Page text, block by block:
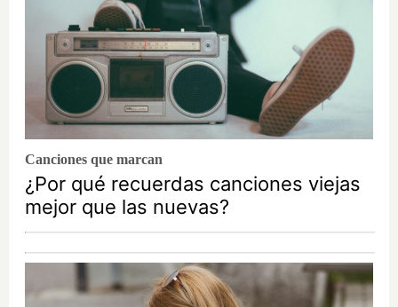
Canciones que marcan
¿Por qué recuerdas canciones viejas
mejor que las nuevas?